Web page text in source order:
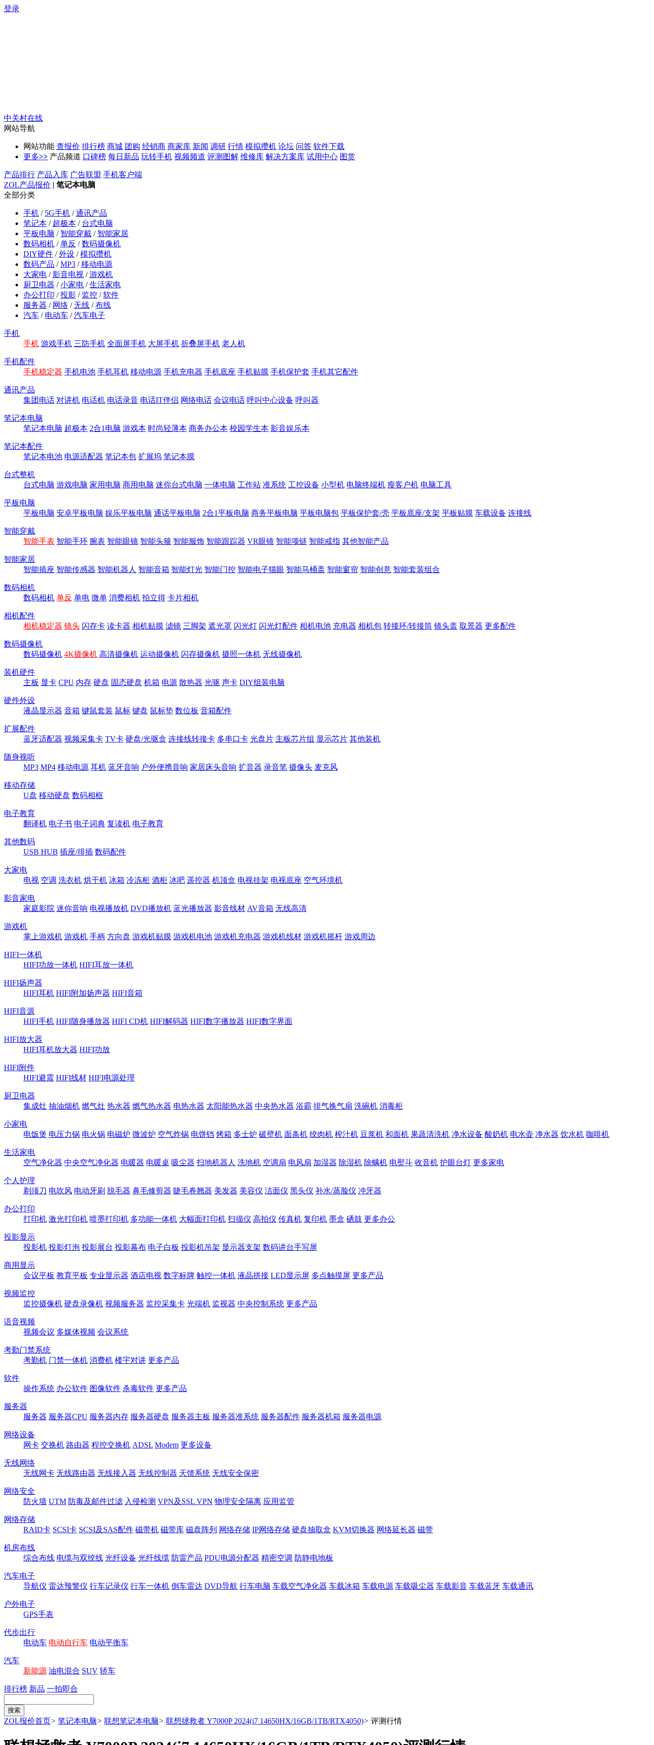
登录
中关村在线
网站导航
网站功能 查报价 排行榜 商城 团购 经销商 商家库 新闻 调研 行情 模拟攒机 论坛 问答 软件下载
更多>> 产品频道 口碑榜 每日新品 玩转手机 视频频道 评测图解 维修库 解决方案库 试用中心 图赏
产品排行 产品入库 广告联盟 手机客户端
ZOL产品报价 | 笔记本电脑
全部分类
手机 / 5G手机 /通讯产品
笔记本 / 超极本 / 台式电脑
平板电脑 / 智能穿戴 / 智能家居
数码相机 /单反 /数码摄像机
DIY硬件 /外设 /模拟攒机
数码产品 /MP3 /移动电源
大家电 /影音电视 /游戏机
厨卫电器 /小家电 /生活家电
办公打印 /投影 / 监控 /软件
服务器 / 网络 /无线 /布线
汽车 / 电动车 /汽车电子
手机
手机 游戏手机 三防手机 全面屏手机 大屏手机 折叠屏手机 老人机
手机配件
手机稳定器 手机电池 手机耳机 移动电源 手机充电器 手机底座 手机贴膜 手机保护套 手机其它配件
通讯产品
集团电话 对讲机 电话机 电话录音 电话IT伴侣 网络电话 会议电话 呼叫中心设备 呼叫器
笔记本电脑
笔记本电脑 超极本 2合1电脑 游戏本 时尚轻薄本 商务办公本 校园学生本 影音娱乐本
笔记本配件
笔记本电池 电源适配器 笔记本包 扩展坞 笔记本膜
台式整机
台式电脑 游戏电脑 家用电脑 商用电脑 迷你台式电脑 一体电脑 工作站 准系统 工控设备 小型机 电脑终端机 瘦客户机 电脑工具
平板电脑
平板电脑 安卓平板电脑 娱乐平板电脑 通话平板电脑 2合1平板电脑 商务平板电脑 平板电脑包 平板保护套/壳 平板底座/支架 平板贴膜 车载设备 连接线
智能穿戴
智能手表 智能手环 腕表 智能眼镜 智能头箍 智能服饰 智能跟踪器 VR眼镜 智能项链 智能戒指 其他智能产品
智能家居
智能插座 智能传感器 智能机器人 智能音箱 智能灯光 智能门控 智能电子猫眼 智能马桶盖 智能窗帘 智能创意 智能套装组合
数码相机
数码相机 单反 单电 微单 消费相机 拍立得 卡片相机
相机配件
相机稳定器 镜头 闪存卡 读卡器 相机贴膜 滤镜 三脚架 遮光罩 闪光灯 闪光灯配件 相机电池 充电器 相机包 转接环/转接筒 镜头盖 取景器 更多配件
数码摄像机
数码摄像机 4K摄像机 高清摄像机 运动摄像机 闪存摄像机 摄照一体机 无线摄像机
装机硬件
主板 显卡 CPU 内存 硬盘 固态硬盘 机箱 电源 散热器 光驱 声卡 DIY组装电脑
硬件外设
液晶显示器 音箱 键鼠套装 鼠标 键盘 鼠标垫 数位板 音箱配件
扩展配件
蓝牙适配器 视频采集卡 TV卡 硬盘/光驱盒 连接线转接卡 多串口卡 光盘片 主板芯片组 显示芯片 其他装机
随身视听
MP3 MP4 移动电源 耳机 蓝牙音响 户外便携音响 家居床头音响 扩音器 录音笔 摄像头 麦克风
移动存储
U盘 移动硬盘 数码相框
电子教育
翻译机 电子书 电子词典 复读机 电子教育
其他数码
USB HUB 插座/排插 数码配件
大家电
电视 空调 洗衣机 烘干机 冰箱 冷冻柜 酒柜 冰吧 遥控器 机顶盒 电视挂架 电视底座 空气环境机
影音家电
家庭影院 迷你音响 电视播放机 DVD播放机 蓝光播放器 影音线材 AV音箱 无线高清
游戏机
掌上游戏机 游戏机 手柄 方向盘 游戏机贴膜 游戏机电池 游戏机充电器 游戏机线材 游戏机摇杆 游戏周边
HIFI一体机
HIFI功放一体机 HIFI耳放一体机
HIFI扬声器
HIFI耳机 HIFI附加扬声器 HIFI音箱
HIFI音源
HIFI手机 HIFI随身播放器 HIFI CD机 HIFI解码器 HIFI数字播放器 HIFI数字界面
HIFI放大器
HIFI耳机放大器 HIFI功放
HIFI附件
HIFI避震 HIFI线材 HIFI电源处理
厨卫电器
集成灶 抽油烟机 燃气灶 热水器 燃气热水器 电热水器 太阳能热水器 中央热水器 浴霸 排气换气扇 洗碗机 消毒柜
小家电
电饭煲 电压力锅 电火锅 电磁炉 微波炉 空气炸锅 电饼铛 烤箱 多士炉 破壁机 面条机 绞肉机 榨汁机 豆浆机 和面机 果蔬清洗机 净水设备 酸奶机 电水壶 净水器 饮水机 咖啡机
生活家电
空气净化器 中央空气净化器 电暖器 电暖桌 吸尘器 扫地机器人 洗地机 空调扇 电风扇 加湿器 除湿机 除螨机 电熨斗 收音机 护眼台灯 更多家电
个人护理
剃须刀 电吹风 电动牙刷 脱毛器 鼻毛修剪器 睫毛卷翘器 美发器 美容仪 洁面仪 黑头仪 补水/蒸脸仪 冲牙器
办公打印
打印机 激光打印机 喷墨打印机 多功能一体机 大幅面打印机 扫描仪 高拍仪 传真机 复印机 墨盒 硒鼓 更多办公
投影显示
投影机 投影灯泡 投影展台 投影幕布 电子白板 投影机吊架 显示器支架 数码讲台手写屏
商用显示
会议平板 教育平板 专业显示器 酒店电视 数字标牌 触控一体机 液晶拼接 LED显示屏 多点触摸屏 更多产品
视频监控
监控摄像机 硬盘录像机 视频服务器 监控采集卡 光端机 监视器 中央控制系统 更多产品
语音视频
视频会议 多媒体视频 会议系统
考勤门禁系统
考勤机 门禁一体机 消费机 楼宇对讲 更多产品
软件
操作系统 办公软件 图像软件 杀毒软件 更多产品
服务器
服务器 服务器CPU 服务器内存 服务器硬盘 服务器主板 服务器准系统 服务器配件 服务器机箱 服务器电源
网络设备
网卡 交换机 路由器 程控交换机 ADSL Modem 更多设备
无线网络
无线网卡 无线路由器 无线接入器 无线控制器 天馈系统 无线安全保密
网络安全
防火墙 UTM 防毒及邮件过滤 入侵检测 VPN及SSL VPN 物理安全隔离 应用监管
网络存储
RAID卡 SCSI卡 SCSI及SAS配件 磁带机 磁带库 磁盘阵列 网络存储 IP网络存储 硬盘抽取盒 KVM切换器 网络延长器 磁带
机房布线
综合布线 电缆与双绞线 光纤设备 光纤线缆 防雷产品 PDU电源分配器 精密空调 防静电地板
汽车电子
导航仪 雷达预警仪 行车记录仪 行车一体机 倒车雷达 DVD导航 行车电脑 车载空气净化器 车载冰箱 车载电源 车载吸尘器 车载影音 车载蓝牙 车载通讯
户外电子
GPS手表
代步出行
电动车 电动自行车 电动平衡车
汽车
新能源 油电混合 SUV 轿车
排行榜 新品 一拍即合
ZOL报价首页> 笔记本电脑> 联想笔记本电脑> 联想拯救者 Y7000P 2024(i7 14650HX/16GB/1TB/RTX4050)> 评测行情